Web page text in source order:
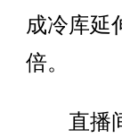
成冷库延
倍。
直播间